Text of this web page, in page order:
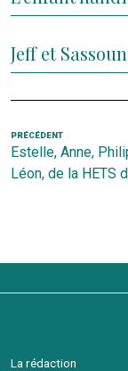
Jeff et Sassoun
Navigation
de
l’article
Article
précédent
PRÉCÉDENT
Estelle, Anne,
Léon, de la HETS
La rédaction